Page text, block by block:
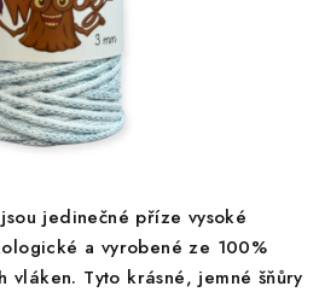
jedinečné příze vysoké
a vyrobené ze 100%
vláken. Tyto krásné, jemné šňůry